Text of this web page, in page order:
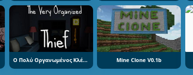
Ο Πολύ Οργανωμένος Κλέφτης Mine Clone V0.1b